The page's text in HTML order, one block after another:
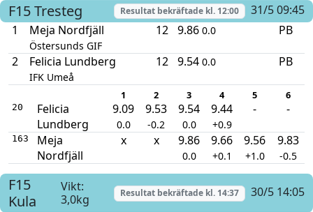
F15Tresteg Resultat bekräftade kl. 12:00
31/5 09:45
1
Meja Nordfjäll
Östersunds GIF
12 9.86 0.0 PB
2 Felicia Lundberg
IFK Umeå
12 9.54 0.0 PB
1 2 3 4 5 6
20
Felicia
Lundberg
9.09
0.0
9.53
-0.2
9.54
0.0
9.44
+0.9
- -
163
Meja
Nordfjäll
x x 9.86
0.0
9.66
+0.1
9.56
+1.0
9.83
-0.5
F15
Kula
Vikt:
3,0kg
Resultat bekräftade kl. 14:37
30/5 14:05